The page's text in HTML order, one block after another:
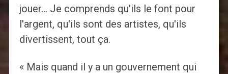
jouer… Je comprends qu'ils le font pour
l'argent, qu'ils sont des artistes, qu'ils
divertissent, tout ça.
« Mais quand il y a un gouvernement qui